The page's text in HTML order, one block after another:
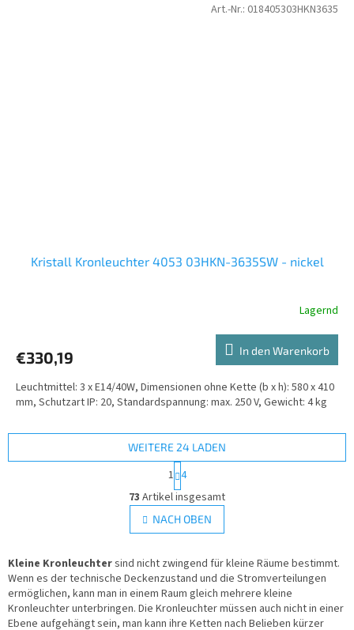
Kristall Kronleuchter 4053 03HKN-3635SW - nickel
Lagernd
€330,19 In den Warenkorb
Leuchtmittel: 3 x E14/40W, Dimensionen ohne Kette (b x h): 580 x 410
mm, Schutzart IP: 20, Standardspannung: max. 250 V, Gewicht: 4 kg
Art.-Nr.: 018405303HKN3635
S
t
e
u
r
e
l
e
m
WEITERE 24 LADEN
P
a
g
i
n
i
r
u
n
g
1 4
73 Artikel insgesamt
NACH OBEN
Kleine Kronleuchtersind nicht zwingend für kleine Räume bestimmt.
Wenn es der technische Deckenzustand und die Stromverteilungen
ermöglichen, kann man in einem Raum gleich mehrere kleine
Kronleuchter unterbringen. Die Kronleuchter müssen auch nicht in einer
Ebene aufgehängt sein, man kann ihre Ketten nach Belieben kürzer